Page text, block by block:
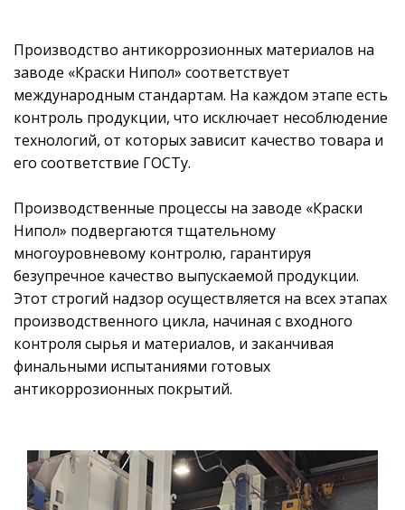
Производство антикоррозионных материалов на
заводе «Краски Нипол» соответствует
международным стандартам. На каждом этапе есть
контроль продукции, что исключает несоблюдение
технологий, от которых зависит качество товара и
его соответствие ГОСТу.
Производственные процессы на заводе «Краски
Нипол» подвергаются тщательному
многоуровневому контролю, гарантируя
безупречное качество выпускаемой продукции.
Этот строгий надзор осуществляется на всех этапах
производственного цикла, начиная с входного
контроля сырья и материалов, и заканчивая
финальными испытаниями готовых
антикоррозионных покрытий.